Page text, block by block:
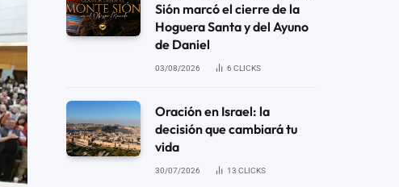
Sión marcó el cierre de la
Hoguera Santa y del Ayuno
de Daniel
03/08/2026 6 CLICKS
Oración en Israel: la
decisión que cambiará tu
vida
30/07/2026 13 CLICKS